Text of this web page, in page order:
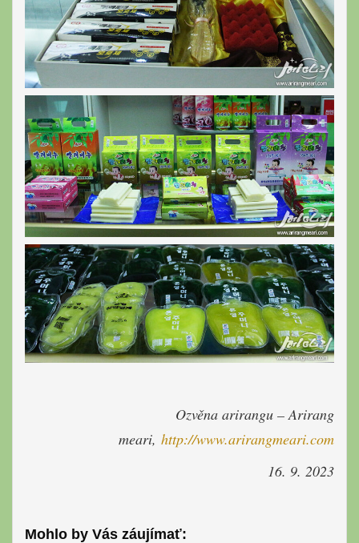
Ozvěna arirangu – Arirang
meari, http://www.arirangmeari.com
16. 9. 2023
Mohlo by Vás záujímať: